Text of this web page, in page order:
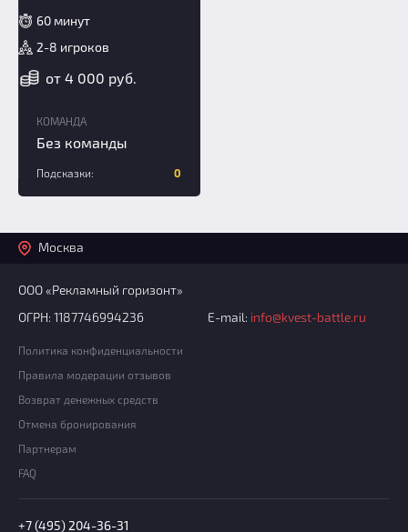
60 минут
2-8 игроков
от 4 000 руб.
КОМАНДА
Без команды
Подсказки: 0
Москва
ООО «Рекламный горизонт»
ОГРН: 1187746994236
E-mail: info@kvest-battle.ru
Политика конфиденциальности
Правила модерации отзывов
Возврат денежных средств
Отмена бронирования
Партнерам
FAQ
+7 (495) 204-36-31